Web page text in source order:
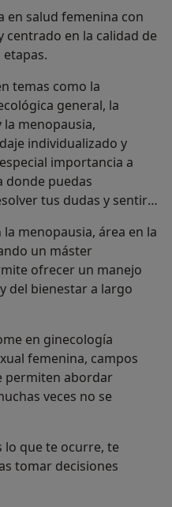
en salud femenina con
centrado en la calidad de
temas como la
general, la
menopausia,
individualizado y
donde puedas
tus dudas y sentirte
menopausia, área en la
un máster
ofrecer un manejo
del bienestar a largo
en ginecología
femenina, campos
permiten abordar
veces no se
lo que te ocurre, te
tomar decisiones